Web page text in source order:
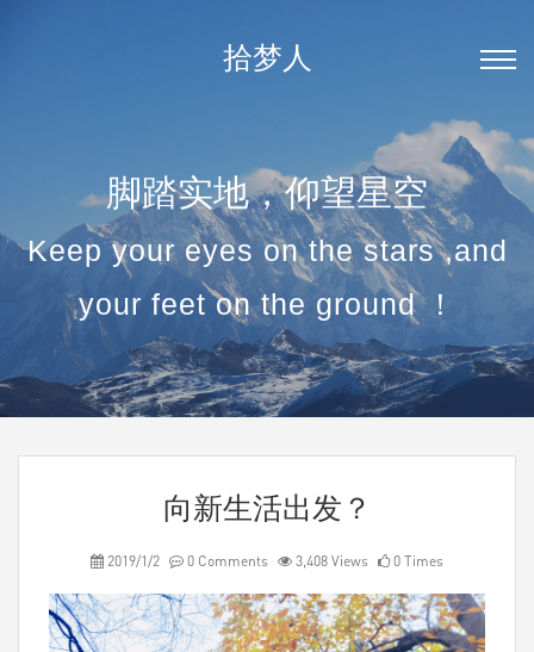
拾梦人
脚踏实地，仰望星空
Keep your eyes on the stars ,and
your feet on the ground ！
向新生活出发？
2019/1/2 0 Comments 3,408 Views 0 Times